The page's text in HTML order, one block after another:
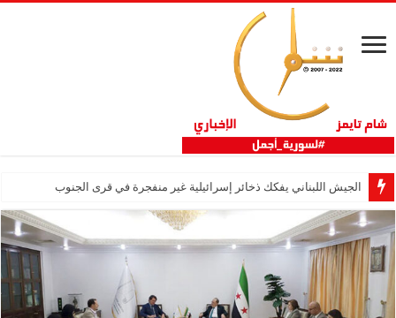
الجيش اللبناني يفكك ذخائر إسرائيلية غير منفجرة في قرى الجنوب